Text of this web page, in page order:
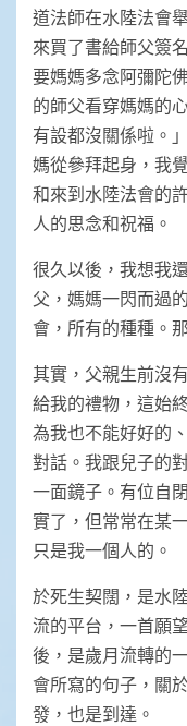
道法師在水陸法會
來買了書給師父簽
要媽媽多念阿彌陀
的師父看穿媽媽的
有設都沒關係啦。
媽從參拜起身，我
和來到水陸法會的
人的思念和祝福。
很久以後，我想我
父，媽媽一閃而過
會，所有的種種。
其實，父親生前沒
給我的禮物，這始
為我也不能好好的
對話。我跟兒子的
一面鏡子。有位自
實了，但常常在某
只是我一個人的。
於死生契闊，是水
流的平台，一首願
後，是歲月流轉的
會所寫的句子，關
發，也是到達。